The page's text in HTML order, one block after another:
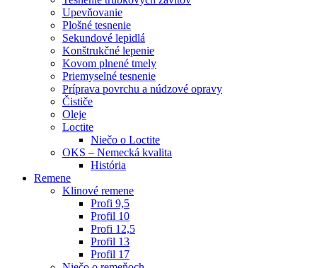
Upevňovanie
Plošné tesnenie
Sekundové lepidlá
Konštrukčné lepenie
Kovom plnené tmely
Priemyselné tesnenie
Príprava povrchu a núdzové opravy
Čističe
Oleje
Loctite
Niečo o Loctite
OKS – Nemecká kvalita
História
Remene
Klinové remene
Profi 9,5
Profil 10
Profi 12,5
Profil 13
Profil 17